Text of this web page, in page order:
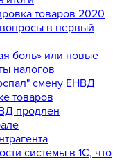
товаров 2020
в первый
боль» или новые
налогов
смену ЕНВД
товаров
продлен
системы в 1С, что